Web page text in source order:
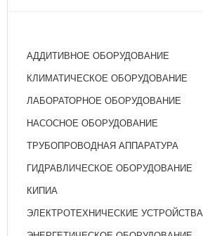
АДДИТИВНОЕ ОБОРУДОВАНИЕ
КЛИМАТИЧЕСКОЕ ОБОРУДОВАНИЕ
ЛАБОРАТОРНОЕ ОБОРУДОВАНИЕ
НАСОСНОЕ ОБОРУДОВАНИЕ
ТРУБОПРОВОДНАЯ АППАРАТУРА
ГИДРАВЛИЧЕСКОЕ ОБОРУДОВАНИЕ
КИПИА
ЭЛЕКТРОТЕХНИЧЕСКИЕ УСТРОЙСТВА